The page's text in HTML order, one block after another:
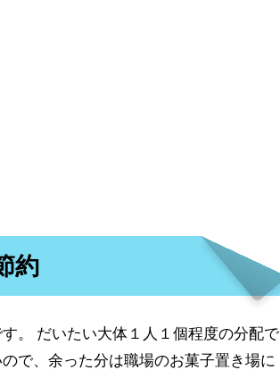
約
。 だいたい大体１人１個程度の分配で
で、余った分は職場のお菓子置き場に